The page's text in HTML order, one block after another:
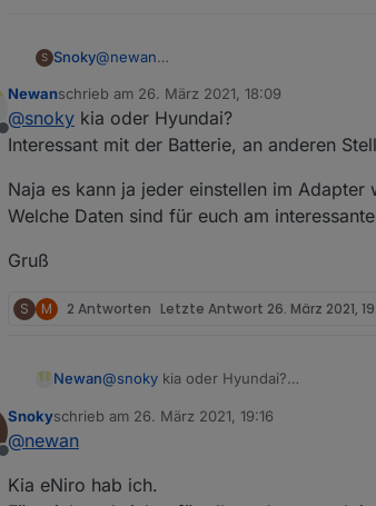
S Snoky@newan
Habe den Adapter mal getestet. Lock
wird auch richtig wiedergegeben.
Mehr Werte sind bei mir jetzt noch
Batterie (ich meine nicht den großen
vergessen zu ändern. Über Nacht war
Offline
Newanschrieb am 26. März 2021, 18:09
zuletzt editiert von
@snoky kia oder Hyundai?
Interessant mit der Batterie, an anderen
Naja es kann ja jeder einstellen im
Welche Daten sind für euch am
Gruß
S M 2 Antworten Letzte Antwort 26. März 2021,
Newan@snoky kia oder Hyundai?
Naja es kann ja jeder einstellen im
Offline
Snokyschrieb am 26. März 2021, 19:16
zuletzt editiert von
@newan
Kia eNiro hab ich.